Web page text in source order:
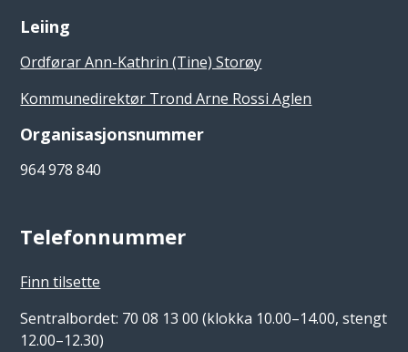
Leiing
Ordførar Ann-Kathrin (Tine) Storøy
Kommunedirektør Trond Arne Rossi Aglen
Organisasjonsnummer
964 978 840
Telefonnummer
Finn tilsette
Sentralbordet: 70 08 13 00 (klokka 10.00–14.00, stengt
12.00–12.30)